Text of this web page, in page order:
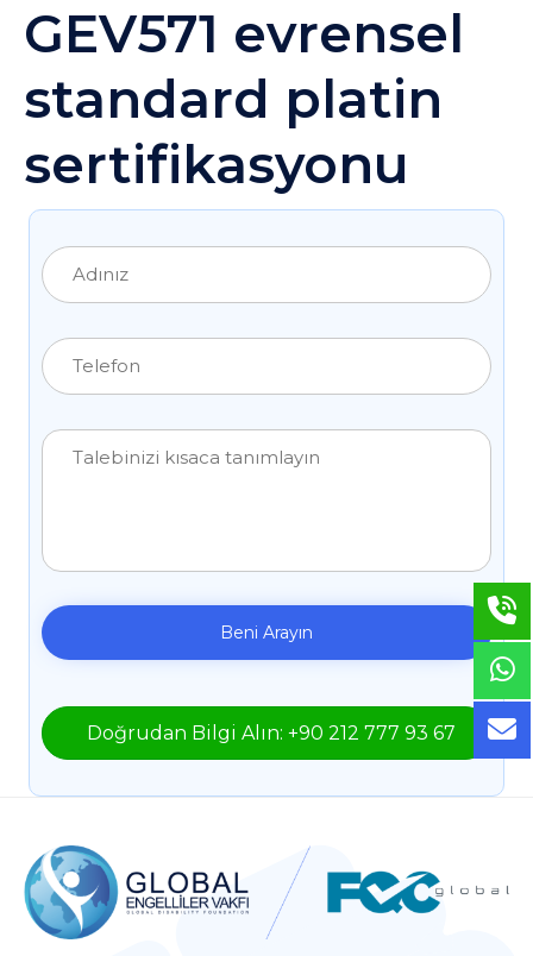
GEV571 evrensel
standard platin
sertifikasyonu
Doğrudan Bilgi Alın: +90 212 777 93 67